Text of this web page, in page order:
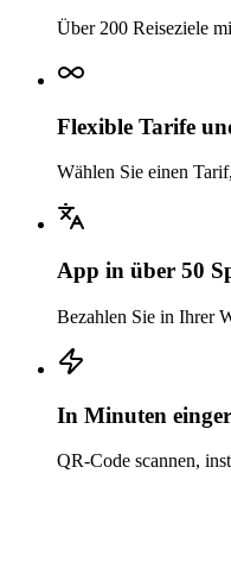
Über 200 Reiseziele
Flexible Tarife
Wählen Sie einen
App in über 50
Bezahlen Sie in Ihrer
In Minuten
QR-Code scannen,